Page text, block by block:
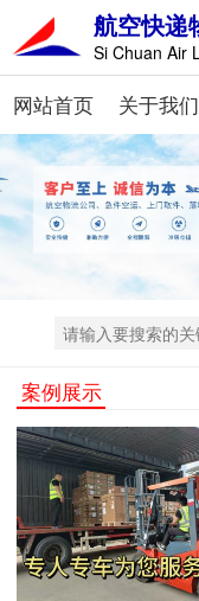
航空快递
Si Chuan Air
网站首页 关于我们
案例展示